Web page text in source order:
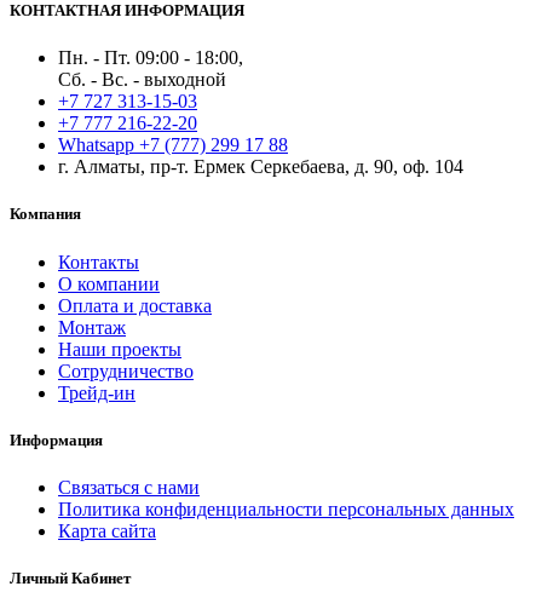
КОНТАКТНАЯ ИНФОРМАЦИЯ
Пн. - Пт. 09:00 - 18:00,
Сб. - Вс. - выходной
+7 727 313-15-03
+7 777 216-22-20
Whatsapp +7 (777) 299 17 88
г. Алматы, пр-т. Ермек Серкебаева, д. 90, оф. 104
Компания
Контакты
О компании
Оплата и доставка
Монтаж
Наши проекты
Сотрудничество
Трейд-ин
Информация
Связаться с нами
Политика конфиденциальности персональных данных
Карта сайта
Личный Кабинет